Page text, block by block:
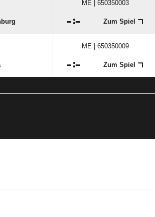
ME | 650350003
: Zum Spiel
ME | 650350009
: Zum Spiel